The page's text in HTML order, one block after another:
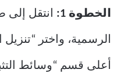
الخطوة 1: انتقل إلى
الرسمية، واختر “تنزيل
أعلى قسم “وسائط